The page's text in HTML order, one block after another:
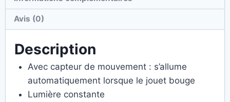
Avis (0)
Description
Avec capteur de mouvement : s’allume
automatiquement lorsque le jouet bouge
Lumière constante